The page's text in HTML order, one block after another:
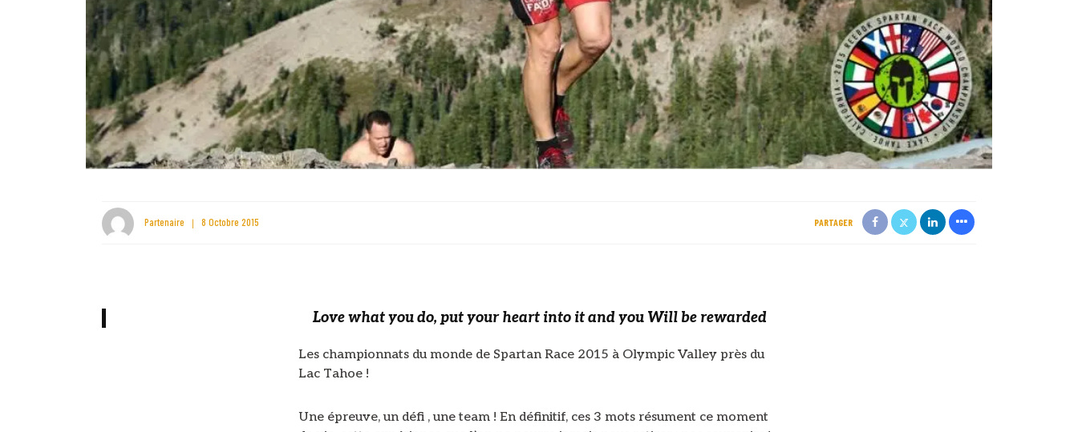
Partenaire 8 Octobre 2015 PARTAGER
Love what you do, put your heart into it and you Will be rewarded
Les championnats du monde de Spartan Race 2015 à Olympic Valley près du
Lac Tahoe !
Une épreuve, un défi , une team ! En définitif, ces 3 mots résument ce moment